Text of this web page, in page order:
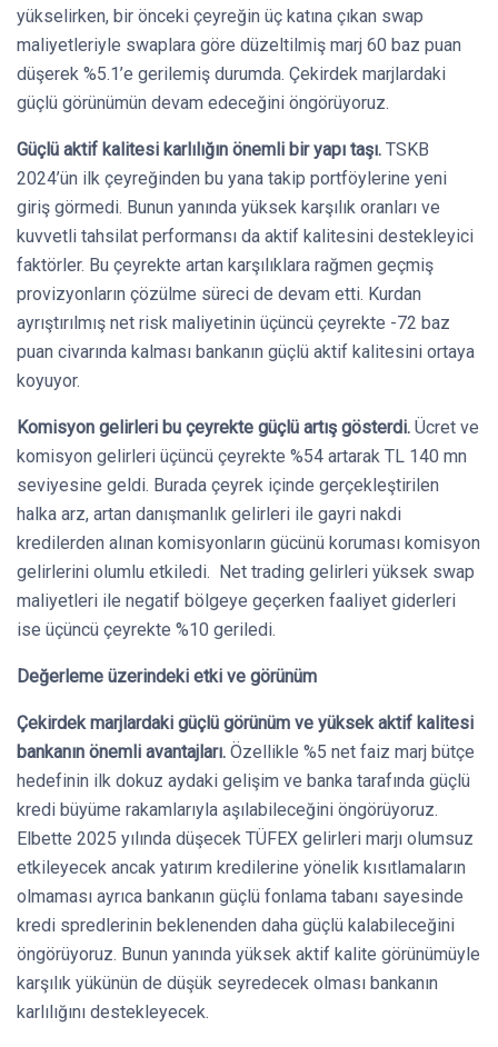
yükselirken, bir önceki çeyreğin üç katına çıkan swap
maliyetleriyle swaplara göre düzeltilmiş marj 60 baz puan
düşerek %5.1’e gerilemiş durumda. Çekirdek marjlardaki
güçlü görünümün devam edeceğini öngörüyoruz.
Güçlü aktif kalitesi karlılığın önemli bir yapı taşı. TSKB
2024’ün ilk çeyreğinden bu yana takip portföylerine yeni
giriş görmedi. Bunun yanında yüksek karşılık oranları ve
kuvvetli tahsilat performansı da aktif kalitesini destekleyici
faktörler. Bu çeyrekte artan karşılıklara rağmen geçmiş
provizyonların çözülme süreci de devam etti. Kurdan
ayrıştırılmış net risk maliyetinin üçüncü çeyrekte -72 baz
puan civarında kalması bankanın güçlü aktif kalitesini ortaya
koyuyor.
Komisyon gelirleri bu çeyrekte güçlü artış gösterdi. Ücret ve
komisyon gelirleri üçüncü çeyrekte %54 artarak TL 140 mn
seviyesine geldi. Burada çeyrek içinde gerçekleştirilen
halka arz, artan danışmanlık gelirleri ile gayri nakdi
kredilerden alınan komisyonların gücünü koruması komisyon
gelirlerini olumlu etkiledi. Net trading gelirleri yüksek swap
maliyetleri ile negatif bölgeye geçerken faaliyet giderleri
ise üçüncü çeyrekte %10 geriledi.
Değerleme üzerindeki etki ve görünüm
Çekirdek marjlardaki güçlü görünüm ve yüksek aktif kalitesi
bankanın önemli avantajları. Özellikle %5 net faiz marj bütçe
hedefinin ilk dokuz aydaki gelişim ve banka tarafında güçlü
kredi büyüme rakamlarıyla aşılabileceğini öngörüyoruz.
Elbette 2025 yılında düşecek TÜFEX gelirleri marjı olumsuz
etkileyecek ancak yatırım kredilerine yönelik kısıtlamaların
olmaması ayrıca bankanın güçlü fonlama tabanı sayesinde
kredi spredlerinin beklenenden daha güçlü kalabileceğini
öngörüyoruz. Bunun yanında yüksek aktif kalite görünümüyle
karşılık yükünün de düşük seyredecek olması bankanın
karlılığını destekleyecek.